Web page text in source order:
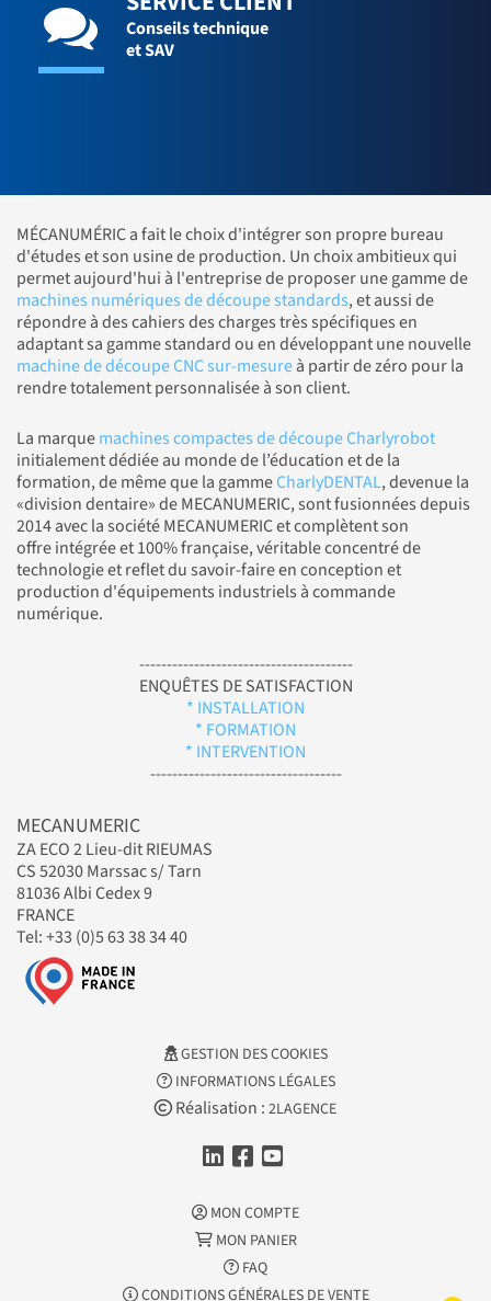
Conseils technique
et SAV
MÉCANUMÉRIC a fait le choix d'intégrer son propre bureau
d'études et son usine de production. Un choix ambitieux qui
permet aujourd'hui à l'entreprise de proposer une gamme de
machines numériques de découpe standards, et aussi de
répondre à des cahiers des charges très spécifiques en
adaptant sa gamme standard ou en développant une nouvelle
machine de découpe CNC sur-mesureà partir de zéro pour la
rendre totalement personnalisée à son client.
La marquemachines compactes de découpe Charlyrobot
initialement dédiée au monde de l’éducation et de la
formation, de même que la gammeCharlyDENTAL, devenue la
«division dentaire» de MECANUMERIC, sont fusionnées depuis
2014 avec la société MECANUMERIC et complètent son
offre intégrée et 100% française, véritable concentré de
technologie et reflet du savoir-faire en conception et
production d'équipements industriels à commande
numérique.
---------------------------------------
ENQUÊTES DE SATISFACTION
* INSTALLATION
* FORMATION
* INTERVENTION
-----------------------------------
MECANUMERIC
ZA ECO 2 Lieu-dit RIEUMAS
CS 52030 Marssac s/ Tarn
81036 Albi Cedex 9
FRANCE
Tel: +33 (0)5 63 38 34 40
GESTION DES COOKIES
INFORMATIONS LÉGALES
Réalisation : 2LAGENCE
MON COMPTE
MON PANIER
FAQ
CONDITIONS GÉNÉRALES DE VENTE